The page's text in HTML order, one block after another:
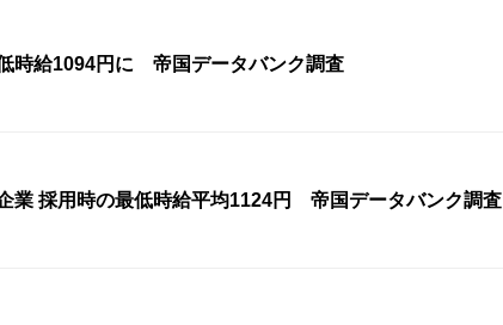
時給1094円に 帝国データバンク調査
業 採用時の最低時給平均1124円 帝国データバンク調査